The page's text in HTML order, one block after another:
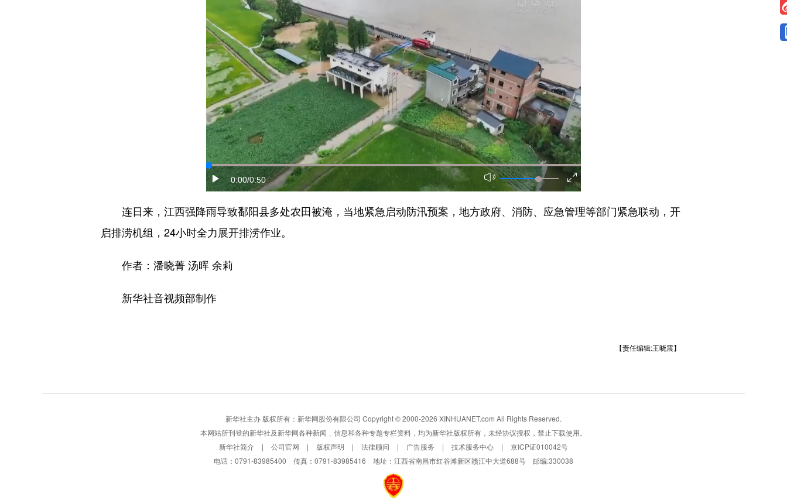
0:00/0:50
连日来，江西强降雨导致鄱阳县多处农田被淹，当地紧急启动防汛预案，地方政府、消防、应急管理等部门紧急联动，开
启排涝机组，24小时全力展开排涝作业。
作者：潘晓菁 汤晖 余莉
新华社音视频部制作
【责任编辑:王晓震】
新华社主办 版权所有：新华网股份有限公司 Copyright © 2000-2026 XINHUANET.com All Rights Reserved.
本网站所刊登的新华社及新华网各种新闻﹑信息和各种专题专栏资料，均为新华社版权所有，未经协议授权，禁止下载使用。
新华社简介
| 公司官网 | 版权声明 | 法律顾问 | 广告服务 | 技术服务中心 |
京ICP证010042号
电话：0791-83985400 传真：0791-83985416 地址：江西省南昌市红谷滩新区赣江中大道688号 邮编:330038